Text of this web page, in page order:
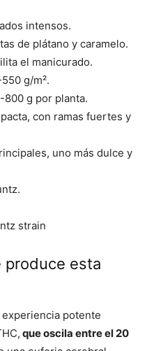
intensos.
de plátano y caramelo.
el manicurado.
g/m².
800 g por planta.
con ramas fuertes y
uno más dulce y
produce esta
potente
que oscila entre el 20